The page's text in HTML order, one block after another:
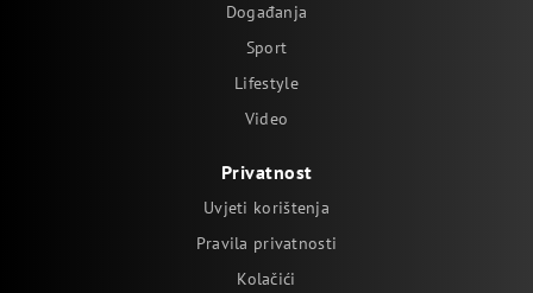
Događanja
Sport
Lifestyle
Video
Privatnost
Uvjeti korištenja
Pravila privatnosti
Kolačići